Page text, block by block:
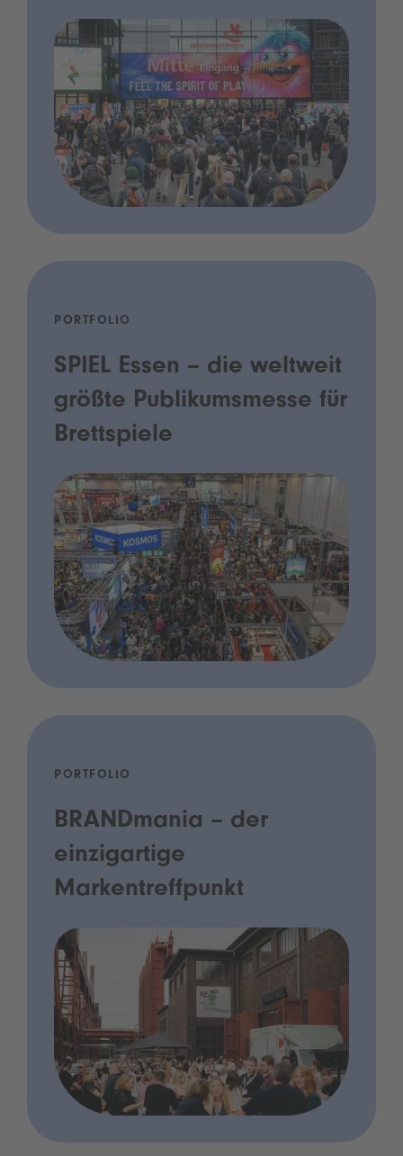
PORTFOLIO
SPIEL Essen – die weltweit
größte Publikumsmesse für
Brettspiele
PORTFOLIO
BRANDmania – der
einzigartige
Markentreffpunkt